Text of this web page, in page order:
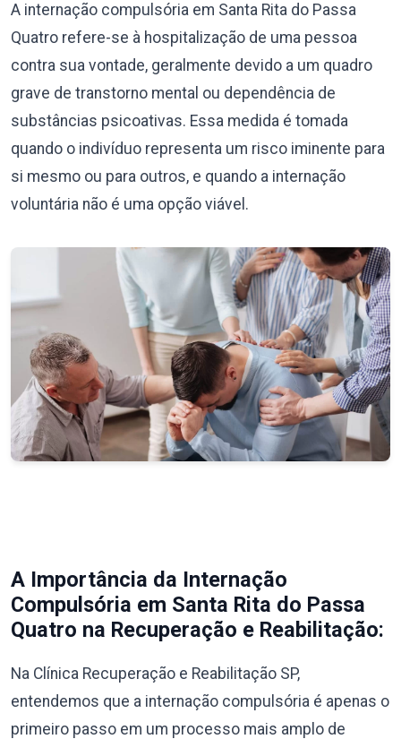
A internação compulsória em Santa Rita do Passa
Quatro refere-se à hospitalização de uma pessoa
contra sua vontade, geralmente devido a um quadro
grave de transtorno mental ou dependência de
substâncias psicoativas. Essa medida é tomada
quando o indivíduo representa um risco iminente para
si mesmo ou para outros, e quando a internação
voluntária não é uma opção viável.
A Importância da Internação
Compulsória em Santa Rita do Passa
Quatro na Recuperação e Reabilitação:
Na Clínica Recuperação e Reabilitação SP,
entendemos que a internação compulsória é apenas o
primeiro passo em um processo mais amplo de